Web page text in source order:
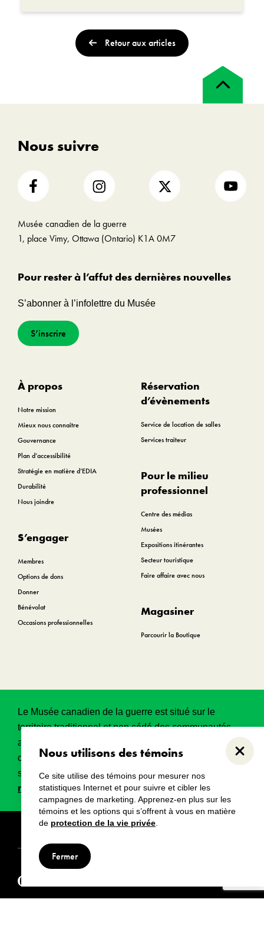
Nous utilisons des témoins
Ce site utilise des témoins pour mesurer nos
statistiques Internet et pour suivre et cibler les
campagnes de marketing. Apprenez-en plus sur les
témoins et les options qui s’offrent à vous en matière
de protection de la vie privée
Fermer
Retour aux articles
Retour
en
Nous suivre
Musée canadien de la guerre
1, place Vimy, Ottawa (Ontario) K1A 0M7
Pour rester à l’affut des dernières nouvelles
S’abonner à l’infolettre du Musée
S’inscrire
À propos
Notre mission
Mieux nous connaitre
Gouvernance
Plan d’accessibilité
Stratégie en matière d’EDIA
Durabilité
Nous joindre
S’engager
Membres
Options de dons
Donner
Bénévolat
Occasions professionnelles
Réservation
d’évènements
Service de location de salles
Services traiteur
Pour le milieu
professionnel
Centre des médias
Musées
Expositions itinérantes
Secteur touristique
Faire affaire avec nous
Magasiner
Parcourir la Boutique
Le Musée canadien de la guerre est situé sur le
territoire traditionnel et non cédé des communautés
algonquines Anishinabeg. Ce territoire a eu et
continue d’avoir une grande importance historique,
spirituelle et sacrée.Lire l’intégralité de la
reconnaissance territoriale.
Droits d’auteur Avertissements